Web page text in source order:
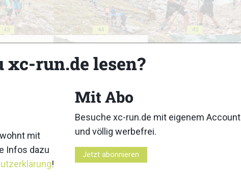
43 44 45
49
run.de lesen?
mit
Infos dazu
!
Mit Abo
Besuche xc-run.de mit eigenem Account
und völlig werbefrei.
Jetzt abonnieren